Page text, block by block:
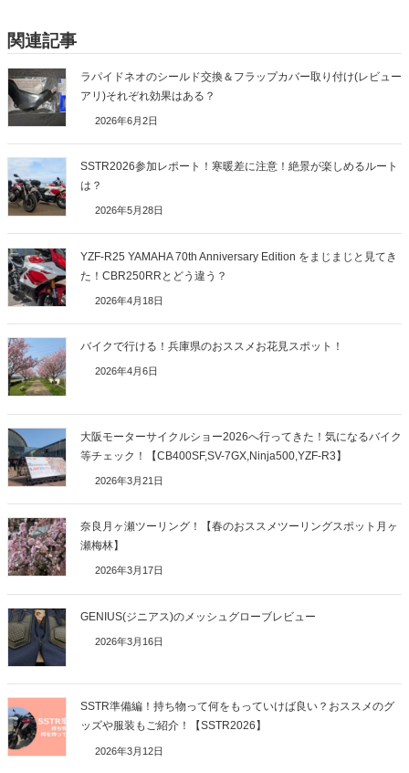
関連記事
ラパイドネオのシールド交換＆フラップカバー取り付け(レビュー
アリ)それぞれ効果はある？
2026年6月2日
SSTR2026参加レポート！寒暖差に注意！絶景が楽しめるルート
は？
2026年5月28日
YZF-R25 YAMAHA 70th Anniversary Edition をまじまじと見てき
た！CBR250RRとどう違う？
2026年4月18日
バイクで行ける！兵庫県のおススメお花見スポット！
2026年4月6日
大阪モーターサイクルショー2026へ行ってきた！気になるバイク
等チェック！【CB400SF,SV-7GX,Ninja500,YZF-R3】
2026年3月21日
奈良月ヶ瀬ツーリング！【春のおススメツーリングスポット月ヶ
瀬梅林】
2026年3月17日
GENIUS(ジニアス)のメッシュグローブレビュー
2026年3月16日
SSTR準備編！持ち物って何をもっていけば良い？おススメのグ
ッズや服装もご紹介！【SSTR2026】
2026年3月12日